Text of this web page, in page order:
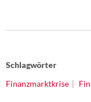
Schlagwörter
Finanzmarktkrise